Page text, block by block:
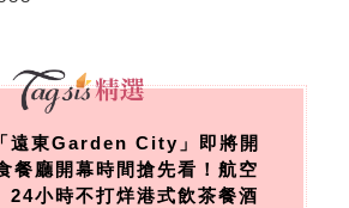
遠東Garden City」即將開
餐廳開幕時間搶先看！航空
24小時不打烊港式飲茶餐酒